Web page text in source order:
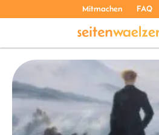
Mitmachen FAQ
PODCASTS